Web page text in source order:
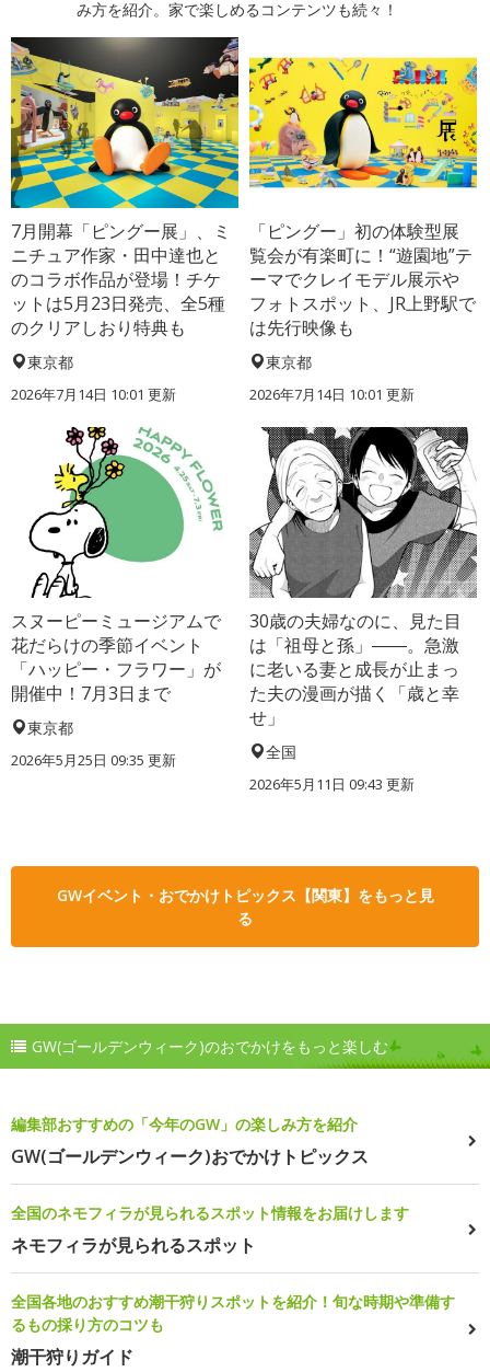
み方を紹介。家で楽しめるコンテンツも続々！
7月開幕「ピングー展」、ミ
ニチュア作家・田中達也と
のコラボ作品が登場！チケ
ットは5月23日発売、全5種
のクリアしおり特典も
東京都
2026年7月14日 10:01 更新
「ピングー」初の体験型展
覧会が有楽町に！“遊園地”テ
ーマでクレイモデル展示や
フォトスポット、JR上野駅で
は先行映像も
東京都
2026年7月14日 10:01 更新
スヌーピーミュージアムで
花だらけの季節イベント
「ハッピー・フラワー」が
開催中！7月3日まで
東京都
2026年5月25日 09:35 更新
30歳の夫婦なのに、見た目
は「祖母と孫」――。急激
に老いる妻と成長が止まっ
た夫の漫画が描く「歳と幸
せ」
全国
2026年5月11日 09:43 更新
GWイベント・おでかけトピックス【関東】をもっと見
る
GW(ゴールデンウィーク)のおでかけをもっと楽しむ
編集部おすすめの「今年のGW」の楽しみ方を紹介
GW(ゴールデンウィーク)おでかけトピックス
全国のネモフィラが見られるスポット情報をお届けします
ネモフィラが見られるスポット
全国各地のおすすめ潮干狩りスポットを紹介！旬な時期や準備す
るもの採り方のコツも
潮干狩りガイド